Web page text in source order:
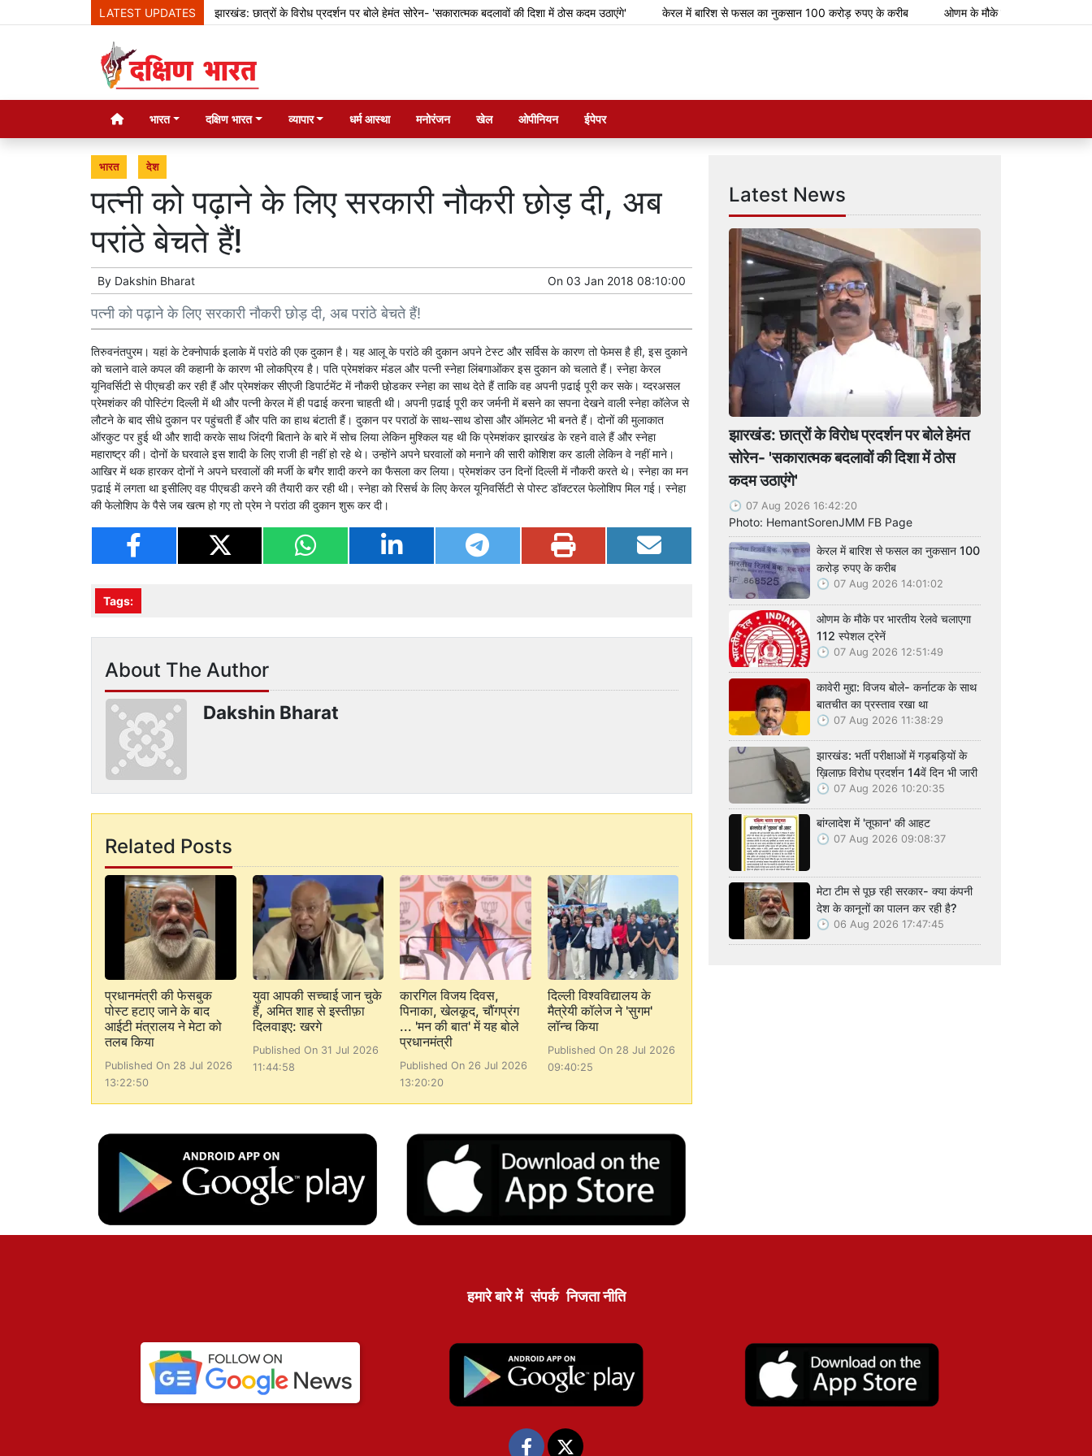
LATEST UPDATESझारखंड: छात्रों के विरोध प्रदर्शन पर बोले हेमंत सोरेन- 'सकारात्मक बदलावों की दिशा में ठोस कदम उठाएंगे' केरल में बारिश से फसल का नुकसान 100 करोड़ रुपए के करीब ओणम के मौके पर भारतीय रेलवे चलाएगा
भारत दक्षिण भारत व्यापार धर्म आस्था मनोरंजन खेल ओपीनियन ईपेपर
भारत देश
पत्नी को पढ़ाने के लिए सरकारी नौकरी छोड़ दी, अब
परांठे बेचते हैं!
By Dakshin Bharat On 03 Jan 2018 08:10:00
पत्नी को पढ़ाने के लिए सरकारी नौकरी छोड़ दी, अब परांठे बेचते हैं!
तिरुवनंतपुरम। यहां के टेक्नोपार्क इलाके में परांठे की एक दुकान है। यह आलू के परांठे की दुकान अपने टेस्ट और सर्विस के कारण तो फेमस है ही, इस दुकाने
को चलाने वाले कपल की कहानी के कारण भी लोकप्रिय है। पति प्रेमशंकर मंडल और पत्नी स्नेहा लिंबगाओंकर इस दुकान को चलाते हैं। स्नेहा केरल
यूनिवर्सिटी से पीएचडी कर रही हैं और प्रेमशंकर सीएजी डिपार्टमेंट में नौकरी छो़डकर स्नेहा का साथ देते हैं ताकि वह अपनी प़ढाई पूरी कर सके। य्दरअसल
प्रेमशंकर की पोस्टिंग दिल्ली में थी और पत्नी केरल में ही पढाई करना चाहती थी। अपनी प़ढाई पूरी कर जर्मनी में बसने का सपना देखने वाली स्नेहा कॉलेज से
लौटने के बाद सीधे दुकान पर पहुंचती हैं और पति का हाथ बंटाती हैं। दुकान पर पराठों के साथ-साथ डोसा और ऑमलेट भी बनते हैं। दोनों की मुलाकात
ऑरकुट पर हुई थी और शादी करके साथ जिंदगी बिताने के बारे में सोच लिया लेकिन मुश्किल यह थी कि प्रेमशंकर झारखंड के रहने वाले हैं और स्नेहा
महाराष्ट्र की। दोनों के घरवाले इस शादी के लिए राजी ही नहीं हो रहे थे। उन्होंने अपने घरवालों को मनाने की सारी कोशिश कर डाली लेकिन वे नहीं माने।
आखिर में थक हारकर दोनों ने अपने घरवालों की मर्जी के बगैर शादी करने का फैसला कर लिया। प्रेमशंकर उन दिनों दिल्ली में नौकरी करते थे। स्नेहा का मन
प़ढाई में लगता था इसीलिए वह पीएचडी करने की तैयारी कर रही थी। स्नेहा को रिसर्च के लिए केरल यूनिवर्सिटी से पोस्ट डॉक्टरल फेलोशिप मिल गई। स्नेहा
की फेलोशिप के पैसे जब खत्म हो गए तो प्रेम ने परांठा की दुकान शुरू कर दी।
Tags:
About The Author
Dakshin Bharat
Related Posts
प्रधानमंत्री की फेसबुक
पोस्ट हटाए जाने के बाद
आईटी मंत्रालय ने मेटा को
तलब किया
Published On 28 Jul 2026
13:22:50
युवा आपकी सच्चाई जान चुके
हैं, अमित शाह से इस्तीफ़ा
दिलवाइए: खरगे
Published On 31 Jul 2026
11:44:58
कारगिल विजय दिवस,
पिनाका, खेलकूद, चौंगप्रंग
... 'मन की बात' में यह बोले
प्रधानमंत्री
Published On 26 Jul 2026
13:20:20
दिल्ली विश्वविद्यालय के
मैत्रेयी कॉलेज ने 'सुगम'
लॉन्च किया
Published On 28 Jul 2026
09:40:25
Latest News
झारखंड: छात्रों के विरोध प्रदर्शन पर बोले हेमंत
सोरेन- 'सकारात्मक बदलावों की दिशा में ठोस
कदम उठाएंगे'
07 Aug 2026 16:42:20
Photo: HemantSorenJMM FB Page
केरल में बारिश से फसल का नुकसान 100
करोड़ रुपए के करीब
07 Aug 2026 14:01:02
ओणम के मौके पर भारतीय रेलवे चलाएगा
112 स्पेशल ट्रेनें
07 Aug 2026 12:51:49
कावेरी मुद्दा: विजय बोले- कर्नाटक के साथ
बातचीत का प्रस्ताव रखा था
07 Aug 2026 11:38:29
झारखंड: भर्ती परीक्षाओं में गड़बड़ियों के
ख़िलाफ़ विरोध प्रदर्शन 14वें दिन भी जारी
07 Aug 2026 10:20:35
बांग्लादेश में 'तूफान' की आहट
07 Aug 2026 09:08:37
मेटा टीम से पूछ रही सरकार- क्या कंपनी
देश के कानूनों का पालन कर रही है?
06 Aug 2026 17:47:45
हमारे बारे में संपर्क निजता नीति